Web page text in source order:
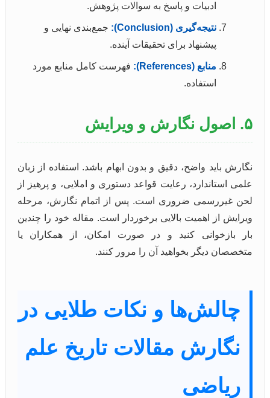
ادبیات و پاسخ به سوالات پژوهش.
نتیجه‌گیری (Conclusion):
جمع‌بندی نهایی و
پیشنهاد برای تحقیقات آینده.
منابع (References):
فهرست کامل منابع مورد
استفاده.
۵. اصول نگارش و ویرایش
نگارش باید واضح، دقیق و بدون ابهام باشد. استفاده از زبان
علمی استاندارد، رعایت قواعد دستوری و املایی، و پرهیز از
لحن غیررسمی ضروری است. پس از اتمام نگارش، مرحله
ویرایش از اهمیت بالایی برخوردار است. مقاله خود را چندین
بار بازخوانی کنید و در صورت امکان، از همکاران یا
متخصصان دیگر بخواهید آن را مرور کنند.
چالش‌ها و نکات طلایی در
نگارش مقالات تاریخ علم
ریاضی